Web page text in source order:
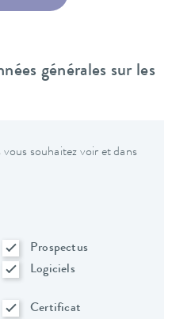
générales sur les
souhaitez voir et dans
Prospectus
Logiciels
Certificat